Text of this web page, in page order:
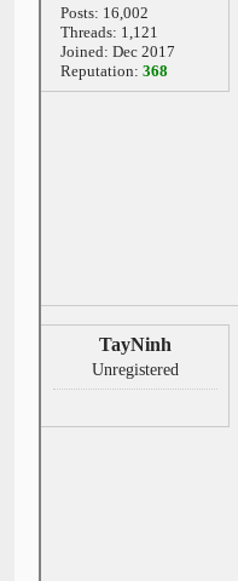
Posts: 16,002
Threads: 1,121
Joined: Dec 2017
Reputation: 368
TayNinh
Unregistered